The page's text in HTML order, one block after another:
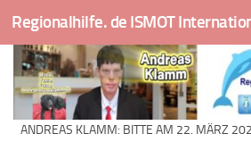
Skip to content
ANDREAS KLAMM: BITTE AM 22. MÄRZ